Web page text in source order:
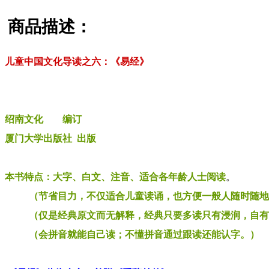
商品描述：
儿童中国文化导读之六：《易经》
绍南文化 编订
厦门大学出版社 出版
本书特点： 大字、 白文、 注音、 适合各年龄人士阅读。
（节省目力，不仅适合儿童读诵，也方便一般人随时随地
（仅是经典原文而无解释，经典只要多读只有浸润，自有
（会拼音就能自己读；不懂拼音通过跟读还能认字。）